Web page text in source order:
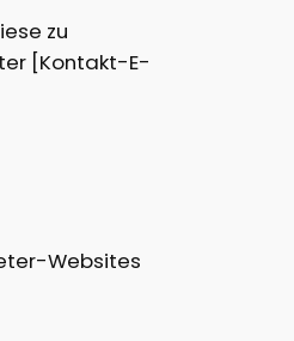
zu
[Kontakt-E-
Websites